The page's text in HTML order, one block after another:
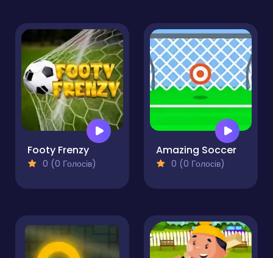
Footy Frenzy
0 (0 Голосів)
Amazing Soccer
0 (0 Голосів)